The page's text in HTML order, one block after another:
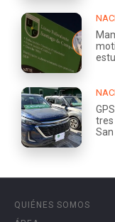
tres
QUIÉNES SOMOS